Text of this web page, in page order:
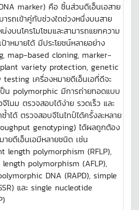
marker) คือ ชิ้นส่วนดีเอ็นเอสาย
รถเข้าคู่กับช่วงใดช่วงหนึ่งบนสาย
งบนโครโมโซมและสามารถแยกความ
าหมายได้ มีประโยชน์หลายอย่าง
map-based cloning, marker-
variety protection, genetic
เครื่องหมายดีเอ็นเอที่ดีจะ
polymorphic มีการถ่ายทอดแบบ
นม ตรวจสอบได้ง่าย รวดเร็ว และ
ำได้ ตรวจสอบจีโนไทป์ได้ครั้งละหลาย
genotyping) ได้ผลถูกต้อง
ายดีเอ็นเอมีหลายชนิด เช่น
length polymorphism (RFLP),
polymorphism (AFLP),
DNA (RAPD), simple
และ single nucleotide